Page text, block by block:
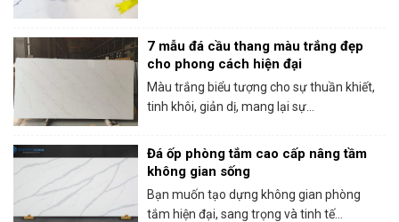
7 mẫu đá cầu thang màu trắng đẹp
cho phong cách hiện đại
Màu trắng biểu tượng cho sự thuần khiết,
tinh khôi, giản dị, mang lại sự...
Đá ốp phòng tắm cao cấp nâng tầm
không gian sống
Bạn muốn tạo dựng không gian phòng
tắm hiện đại, sang trọng và tinh tế...